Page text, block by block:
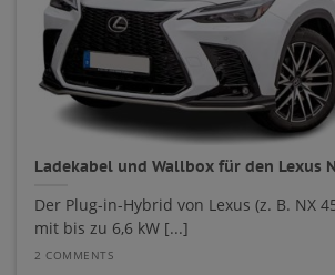
Ladekabel und Wallbox für den Lexus
Der Plug-in-Hybrid von Lexus (z. B. NX
mit bis zu 6,6 kW [...]
2 COMMENTS